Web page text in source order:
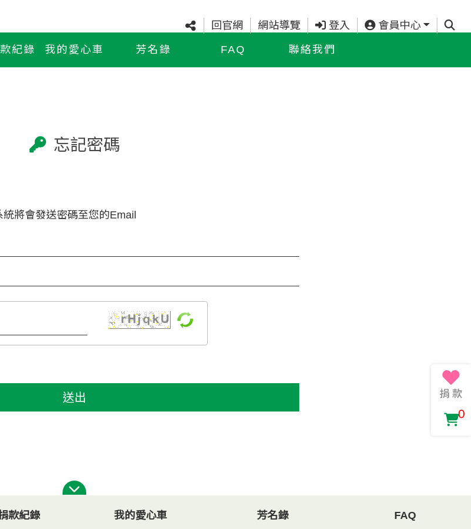
回官網 網站導覽 登入 會員中心 查詢
紀錄 我的愛心車 芳名錄 FAQ 聯絡我們
忘記密碼
將會發送密碼至您的Email
送出
款紀錄 我的愛心車 芳名錄 FAQ
0